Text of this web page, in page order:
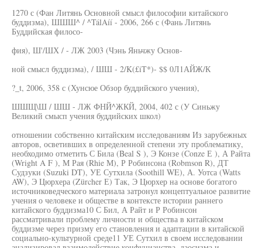
1270 с (Фан Литянь Основной смысл философии китайского
буддизма), ШШШ^ / ^TálAíí - 2006, 266 с (Фань Литянь
Буддийская филосо-
фия), Ш'/ШХ / - ЛЖ 2003 (Чэнь Яньчжу Основ-
ной смысл буддизма), / ШШ - 2/K(£iT*)- $$ 0Л1АЙЖ/К
?_t, 2006, 358 с (Хунсюе Обзор буддийского учения),
ШШЩ\Ш / ШШ - ЛЖ ФНЙ^ЖКЙ, 2004, 402 с (У Синьжу
Великий смысп учения буддийских школ)
отношении собственно китайским исследованиям Из зарубежных
авторов, осветивших в определенной степени эту проблематику,
необходимо отметить С Била (Beal S ), Э Конзе (Conze Е ), А Райта
(Wright A F ), М Рая (Rhie М), Р Робинсона (Robmson R), ДТ
Судзуки (Suzuki DT), УЕ Сутхила (Soothill WE), А. Уотса (Watts
AW), Э Цюрхера (Zürcher Е) Так, Э Цюрхер на основе богатого
источниковедческого материала затронул концептуальное развитие
учения о человеке и обществе в контексте истории раннего
китайского буддизма10 С Бил, А Райт и Р Робинсон
рассматривали проблему личности и общества в китайском
буддизме через призму его становления и адаптации в китайской
социально-культурной среде11 УЕ Сутхил в своем исследовании